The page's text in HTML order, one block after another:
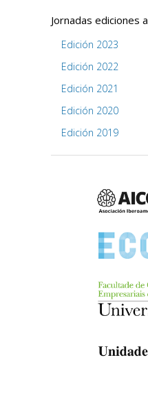
Jornadas ediciones
Edición 2023
Edición 2022
Edición 2021
Edición 2020
Edición 2019